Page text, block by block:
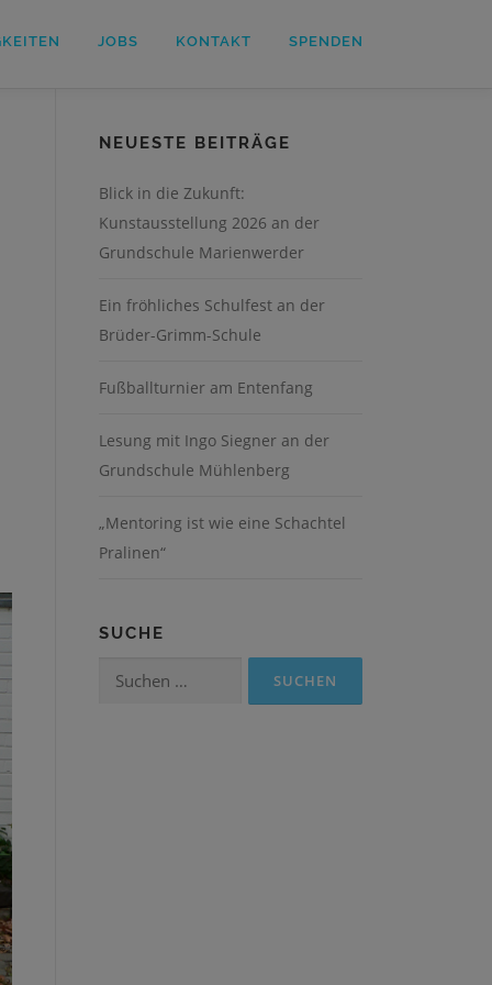
JOBS KONTAKT SPENDEN
NEUESTE BEITRÄGE
Blick in die Zukunft:
Kunstausstellung 2026 an der
Grundschule Marienwerder
Ein fröhliches Schulfest an der
Brüder-Grimm-Schule
Fußballturnier am Entenfang
Lesung mit Ingo Siegner an der
Grundschule Mühlenberg
„Mentoring ist wie eine Schachtel
Pralinen“
SUCHE
Suchen